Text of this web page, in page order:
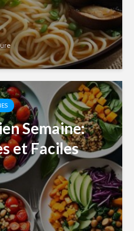
Semaine:
et Faciles